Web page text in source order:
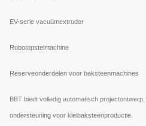
EV-serie vacuümextruder
Robotopstelmachine
Reserveonderdelen voor baksteenmachines
BBT biedt volledig automatisch
ondersteuning voor kleibaksteenproductie.